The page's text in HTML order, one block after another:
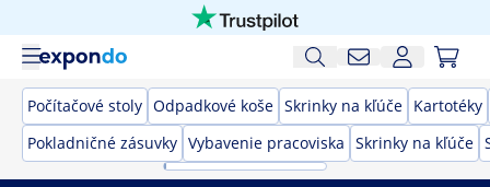
Počítačové stoly Odpadkové koše Skrinky na kľúče Kartotéky
Pokladničné zásuvky Vybavenie pracoviska Skrinky na kľúče